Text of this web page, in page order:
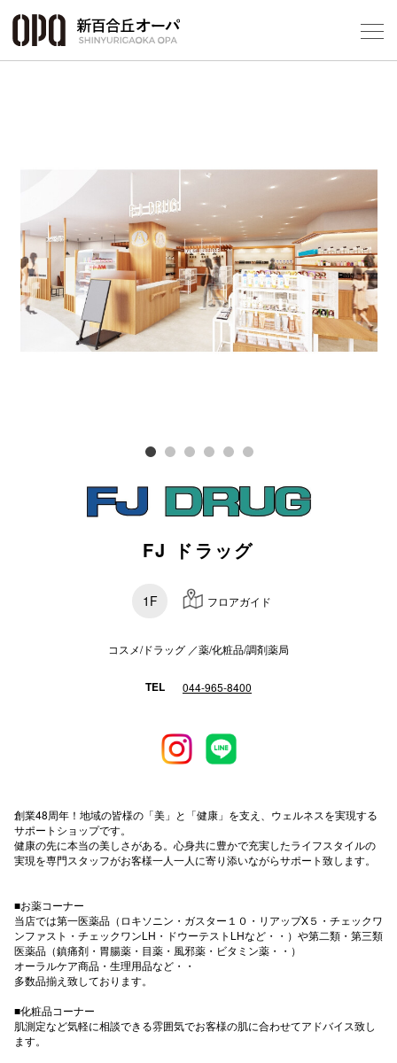
Previous Next
FJ ドラッグ
1F フロアガイド
コスメ/ドラッグ ／薬/化粧品/調剤薬局
TEL 044-965-8400
創業48周年！地域の皆様の「美」と「健康」を支え、ウェルネスを実現する
サポートショップです。
健康の先に本当の美しさがある。心身共に豊かで充実したライフスタイルの
実現を専門スタッフがお客様一人一人に寄り添いながらサポート致します。
■お薬コーナー
当店では第一医薬品（ロキソニン・ガスター１０・リアップX５・チェックワ
ンファスト・チェックワンLH・ドウーテストLHなど・・）や第二類・第三類
医薬品（鎮痛剤・胃腸薬・目薬・風邪薬・ビタミン薬・・）
オーラルケア商品・生理用品など・・
多数品揃え致しております。
■化粧品コーナー
肌測定など気軽に相談できる雰囲気でお客様の肌に合わせてアドバイス致し
ます。
フロア
ショッ
レスト
施設案内
公式SNS
秋田オ
高崎オ
三宮オ